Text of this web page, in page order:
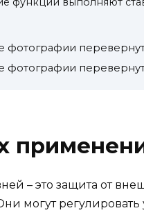
фотографии
фотографии
– это защита от
могут